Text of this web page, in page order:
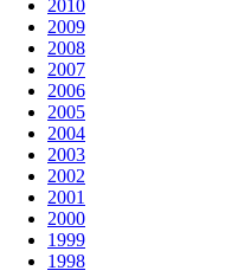
2010
2009
2008
2007
2006
2005
2004
2003
2002
2001
2000
1999
1998